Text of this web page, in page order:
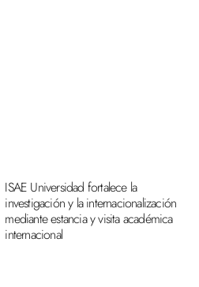
ISAE Universidad fortalece la
investigación y la internacionalización
mediante estancia y visita académica
internacional